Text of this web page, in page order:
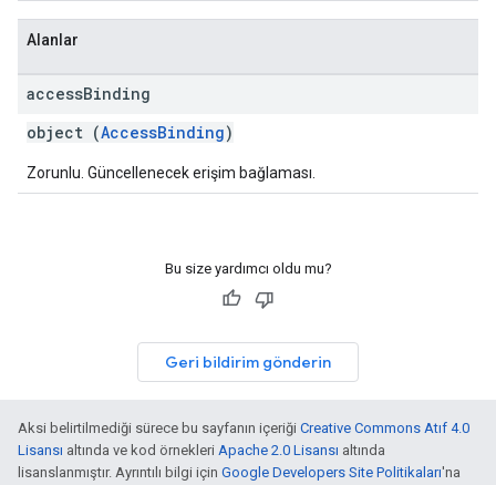
Alanlar
accessBinding
object (AccessBinding)
Zorunlu. Güncellenecek erişim bağlaması.
Bu size yardımcı oldu mu?
Geri bildirim gönderin
Aksi belirtilmediği sürece bu sayfanın içeriği Creative Commons Atıf 4.0
Lisansı altında ve kod örnekleri Apache 2.0 Lisansı altında
lisanslanmıştır. Ayrıntılı bilgi için Google Developers Site Politikaları'na